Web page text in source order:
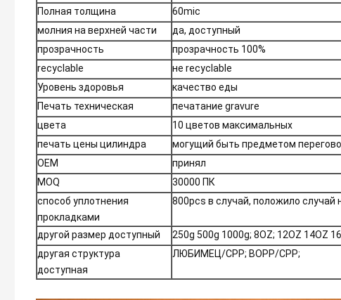
Полная толщина
60mic
молния на верхней части
да, доступный
прозрачность
прозрачность 100%
recyclable
не recyclable
Уровень здоровья
качество еды
Печать техническая
печатание gravure
цвета
10 цветов максимальных
печать цены цилиндра
могущий быть предметом
OEM
принял
MOQ
30000 ПК
способ уплотнения
прокладками
800pcs в случай, положило случай
другой размер доступный
250g 500g 1000g; 8OZ; 12OZ 14OZ
другая структура
доступная
ЛЮБИМЕЦ/CPP; BOPP/CPP;